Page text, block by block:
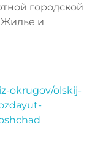
городской
и
okrugov/olskij-